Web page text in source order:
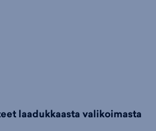
laadukkaasta valikoimasta